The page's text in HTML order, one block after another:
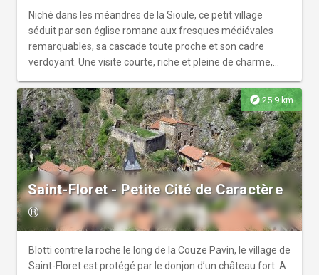
Niché dans les méandres de la Sioule, ce petit village
séduit par son église romane aux fresques médiévales
remarquables, sa cascade toute proche et son cadre
verdoyant. Une visite courte, riche et pleine de charme,
explore 25.9 km
Saint-Floret - Petite Cité de Caractère
®
Blotti contre la roche le long de la Couze Pavin, le village de
Saint-Floret est protégé par le donjon d’un château fort. A